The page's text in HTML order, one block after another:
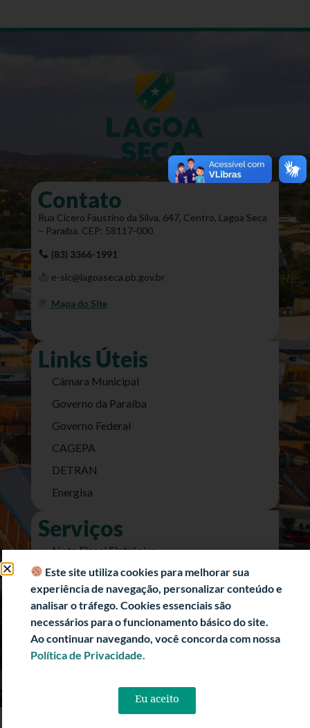
Contato
Rua Cícero Faustino da Silva, 647, Centro, Lagoa Seca
– Paraíba. CEP: 58117-000
(83) 3366-1991
e-sic@lagoaseca.pb.gov.br
Mapa do Site
Links Úteis
Câmara Municipal
Governo da Paraíba
Governo Federal
CAGEPA
DETRAN
Energisa
Serviços
Nota Fiscal Eletrônica
e-SIC (Acesso a Informação)
Transparência Fiscal
História
Informações Turísticas
Politica de Privacidade
Este site utiliza cookies para melhorar sua
experiência de navegação, personalizar conteúdo e
analisar o tráfego. Cookies essenciais são
necessários para o funcionamento básico do site.
Ao continuar navegando, você concorda com nossa
Política de Privacidade.
Eu aceito